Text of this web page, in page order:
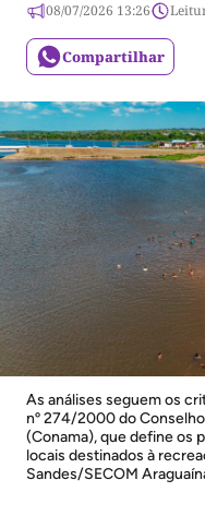
08/07/2026 13:26
Compartilhar
As análises seguem os
nº 274/2000 do
(Conama), que define os
locais destinados à
Sandes/SECOM